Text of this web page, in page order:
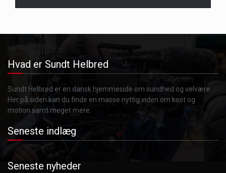
Hvad er Sundt Helbred
Sundt Helbred er en dansk hjemmeside om sundhed og velvære.
Her på siden kan du finde en masse nyttig viden om kost og
motion samt meget mere.
Seneste indlæg
Seneste nyheder